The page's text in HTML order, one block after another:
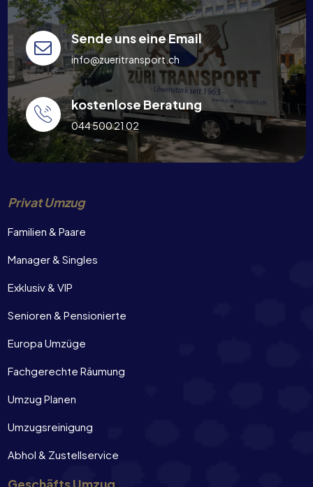
Sende uns eine Email
info@zueritransport.ch
kostenlose Beratung
044 500 21 02
Privat Umzug
Familien & Paare
Manager & Singles
Exklusiv & VIP
Senioren & Pensionierte
Europa Umzüge
Fachgerechte Räumung
Umzug Planen
Umzugsreinigung
Abhol & Zustellservice
Geschäfts Umzug